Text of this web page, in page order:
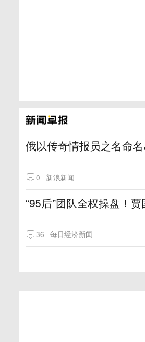
俄以传奇情报员之名命
0 新浪新闻
“95后”团队全权操盘！
36 每日经济新闻